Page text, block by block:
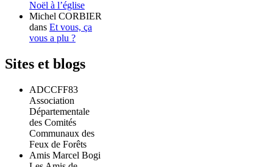
Noël à l’église
Michel CORBIER
dans Et vous, ça
vous a plu ?
Sites et blogs
ADCCFF83
Association
Départementale
des Comités
Communaux des
Feux de Forêts
Amis Marcel Bogi